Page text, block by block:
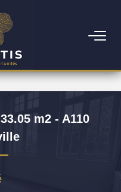
m2 - A110